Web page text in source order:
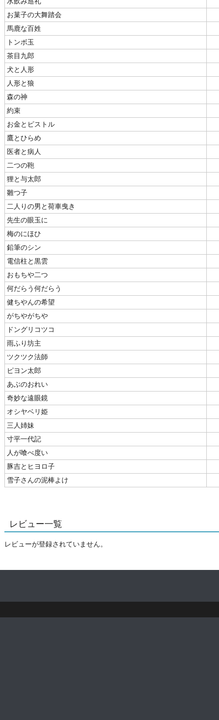
お菓子の大舞踏会
馬鹿な百姓
トンボ玉
茶目九郎
犬と人形
人形と狼
森の神
約束
お金とピストル
鷹とひらめ
医者と病人
二つの鞄
狸と与太郎
雛つ子
二人りの男と荷車曳き
先生の眼玉に
梅のにほひ
鉛筆のシン
電信柱と黒雲
おもちや二つ
何だらう何だらう
健ちやんの希望
がちやがちや
ドングリコツコ
雨ふり坊主
ツクツク法師
ピヨン太郎
あぶのおれい
奇妙な遠眼鏡
オシヤベリ姫
三人姉妹
寸平一代記
人が喰べ度い
豚吉とヒヨロ子
雪子さんの泥棒よけ
レビュー一覧
レビューが登録されていません。